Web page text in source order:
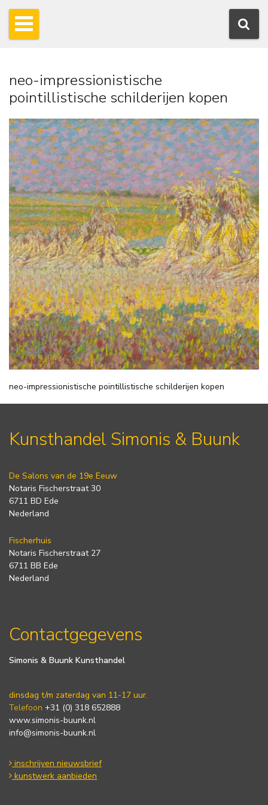
neo-impressionistische
pointillistische schilderijen kopen
neo-impressionistische pointillistische schilderijen kopen
Kunsthandel Simonis & Buunk
De Salons van de 19e Eeuw
Notaris Fischerstraat 30
6711 BD Ede
Nederland
Fischerhuis
Notaris Fischerstraat 27
6711 BB Ede
Nederland
Contactgegevens
Simonis & Buunk Kunsthandel
dinsdag t/m zaterdag van 11-17 uur.
Telefoon +31 (0) 318 652888
www.simonis-buunk.nl
info@simonis-buunk.nl
inschrijven nieuwsbrief
kunstwerk aanbieden